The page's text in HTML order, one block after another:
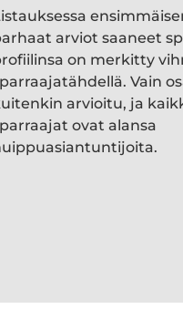
arviot saaneet
on merkitty
Vain
arvioitu, ja
ovat alansa